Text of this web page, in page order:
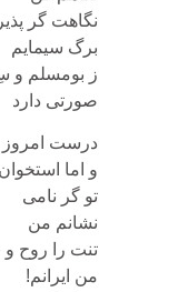
نگاهت گر
برگ سیمایم
ز بومسلم و
صورتی دارد
درست امروز
و اما
تو گر نامی
نشانم من
تنت را روح
من ایرانم!